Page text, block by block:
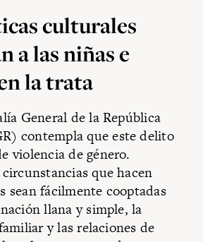
culturales
a las niñas e
la trata
General de la República
contempla que este delito
violencia de género.
que hacen
sean fácilmente cooptadas
llana y simple, la
y las relaciones de